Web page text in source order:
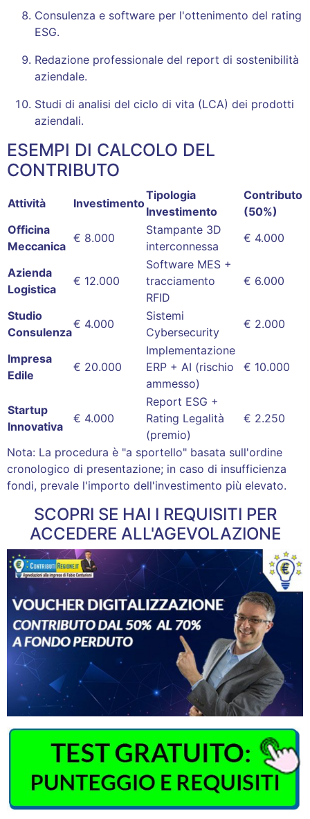
Consulenza e software per l'ottenimento del rating
ESG.
Redazione professionale del report di sostenibilità
aziendale.
Studi di analisi del ciclo di vita (LCA) dei prodotti
aziendali.
ESEMPI DI CALCOLO DEL
CONTRIBUTO
Attività Investimento
Tipologia
Investimento
Contributo
(50%)
Officina
Meccanica
€ 8.000
Stampante 3D
interconnessa
€ 4.000
Azienda
Logistica
€ 12.000
Software MES +
tracciamento
RFID
€ 6.000
Studio
Consulenza
€ 4.000
Sistemi
Cybersecurity
€ 2.000
Impresa
Edile
€ 20.000
Implementazione
ERP + AI (rischio
ammesso)
€ 10.000
Startup
Innovativa
€ 4.000
Report ESG +
Rating Legalità
(premio)
€ 2.250
Nota: La procedura è "a sportello" basata sull'ordine
cronologico di presentazione; in caso di insufficienza
fondi, prevale l'importo dell'investimento più elevato.
SCOPRI SE HAI I REQUISITI PER
ACCEDERE ALL'AGEVOLAZIONE